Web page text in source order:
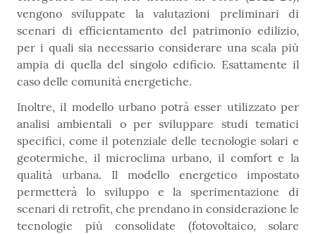
vengono sviluppate la valutazioni preliminari di
scenari di efficientamento del patrimonio edilizio,
per i quali sia necessario considerare una scala più
ampia di quella del singolo edificio. Esattamente il
caso delle comunità energetiche.
Inoltre, il modello urbano potrà esser utilizzato per
analisi ambientali o per sviluppare studi tematici
specifici, come il potenziale delle tecnologie solari e
geotermiche, il microclima urbano, il comfort e la
qualità urbana. Il modello energetico impostato
permetterà lo sviluppo e la sperimentazione di
scenari di retrofit, che prendano in considerazione le
tecnologie più consolidate (fotovoltaico, solare